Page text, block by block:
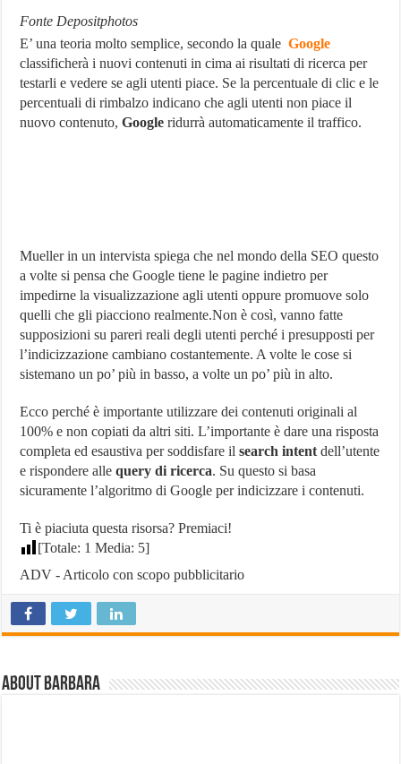
Fonte Depositphotos
E’ una teoria molto semplice, secondo la quale Google
classificherà i nuovi contenuti in cima ai risultati di ricerca per
testarli e vedere se agli utenti piace. Se la percentuale di clic e le
percentuali di rimbalzo indicano che agli utenti non piace il
nuovo contenuto,Google ridurrà automaticamente il traffico.
Mueller in un intervista spiega che nel mondo della SEO questo
a volte si pensa che Google tiene le pagine indietro per
impedirne la visualizzazione agli utenti oppure promuove solo
quelli che gli piacciono realmente.Non è così, vanno fatte
supposizioni su pareri reali degli utenti perché i presupposti per
l’indicizzazione cambiano costantemente. A volte le cose si
sistemano un po’ più in basso, a volte un po’ più in alto.
Ecco perché è importante utilizzare dei contenuti originali al
100% e non copiati da altri siti. L’importante è dare una risposta
completa ed esaustiva per soddisfare ilsearch intent dell’utente
e rispondere allequery di ricerca. Su questo si basa
sicuramente l’algoritmo di Google per indicizzare i contenuti.
Ti è piaciuta questa risorsa? Premiaci!
[Totale: 1 Media: 5]
ADV - Articolo con scopo pubblicitario
About Barbara